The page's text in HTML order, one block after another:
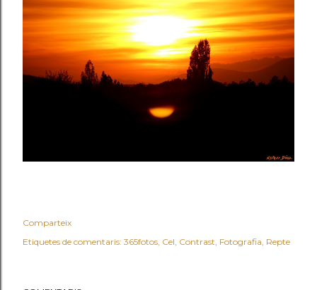
Comparteix
Etiquetes de comentaris: 365fotos Cel Contrast Fotografia Repte